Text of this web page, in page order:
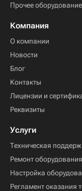
Прочее оборудование
Компания
О компании
Новости
Блог
Контакты
Лицензии и
Реквизиты
Услуги
Техническая
Ремонт оборудования
Настройка
Регламент оказания